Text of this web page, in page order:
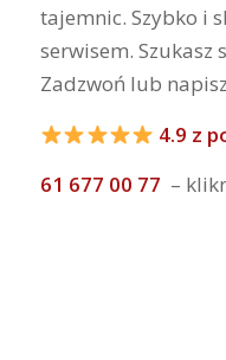
tajemnic. Szybko i
serwisem. Szukasz
Zadzwoń lub
4.9 z
61 677 00 77 –